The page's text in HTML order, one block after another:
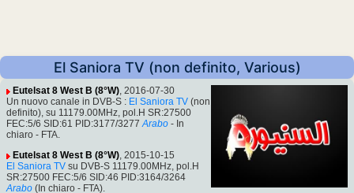
El Saniora TV (non definito, Various)
Eutelsat 8 West B (8°W), 2016-07-30
Un nuovo canale in DVB-S : El Saniora TV (non
definito), su 11179.00MHz, pol.H SR:27500
FEC:5/6 SID:61 PID:3177/3277 Arabo - In
chiaro - FTA.
Eutelsat 8 West B (8°W), 2015-10-15
El Saniora TV su DVB-S 11179.00MHz, pol.H
SR:27500 FEC:5/6 SID:46 PID:3164/3264
Arabo (In chiaro - FTA).